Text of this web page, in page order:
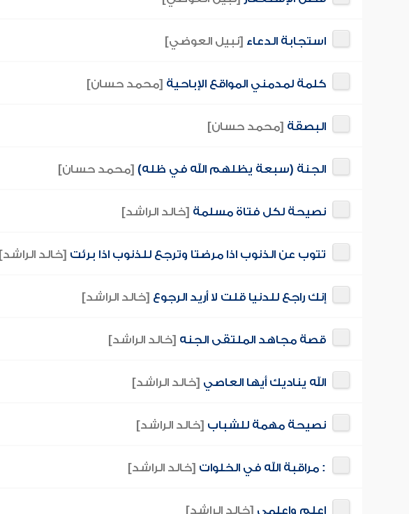
استجابة الدعاء [نبيل العوضي]
كلمة لمدمني المواقع الإباحية [محمد حسان]
البصقة [محمد حسان]
الجنة (سبعة يظلهم الله في ظله) [محمد حسان]
نصيحة لكل فتاة مسلمة [خالد الراشد]
تتوب عن الذنوب اذا مرضتا وترجع للذنوب اذا برئت [خالد الراشد]
إنك راجع للدنيا قلت لا أريد الرجوع [خالد الراشد]
قصة مجاهد الملتقى الجنه [خالد الراشد]
الله يناديك أيها العاصي [خالد الراشد]
نصيحة مهمة للشباب [خالد الراشد]
: مراقبة الله في الخلوات [خالد الراشد]
اعلم واعلمي [خالد الراشد]